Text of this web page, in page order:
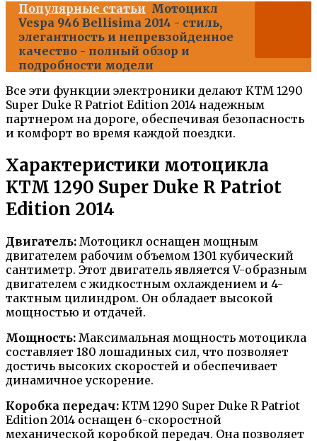
Популярные статьи Мотоцикл
Vespa 946 Bellisima 2014 - стиль,
элегантность и непревзойденное
качество - полный обзор и
подробности модели
Все эти функции электроники делают KTM 1290
Super Duke R Patriot Edition 2014 надежным
партнером на дороге, обеспечивая безопасность
и комфорт во время каждой поездки.
Характеристики мотоцикла
KTM 1290 Super Duke R Patriot
Edition 2014
Двигатель: Мотоцикл оснащен мощным
двигателем рабочим объемом 1301 кубический
сантиметр. Этот двигатель является V-образным
двигателем с жидкостным охлаждением и 4-
тактным цилиндром. Он обладает высокой
мощностью и отдачей.
Мощность: Максимальная мощность мотоцикла
составляет 180 лошадиных сил, что позволяет
достичь высоких скоростей и обеспечивает
динамичное ускорение.
Коробка передач: КTM 1290 Super Duke R Patriot
Edition 2014 оснащен 6-скоростной
механической коробкой передач. Она позволяет